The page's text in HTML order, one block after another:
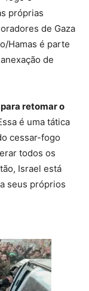
próprias
de Gaza
Hamas é parte
de
retomar o
é uma tática
cessar-fogo
todos os
Israel está
seus próprios